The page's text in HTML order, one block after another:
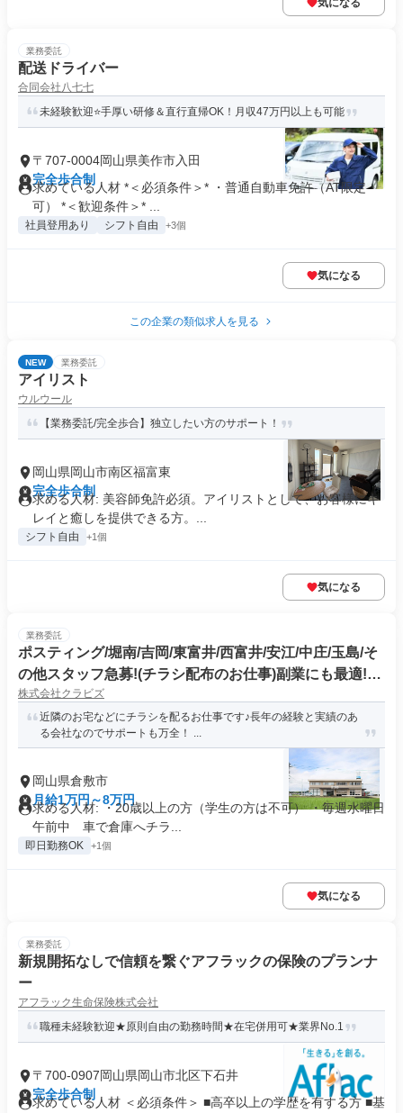
気になる
業務委託
配送ドライバー
合同会社八七七
未経験歓迎⭐手厚い研修＆直行直帰OK！月収47万円以上も可能
〒707-0004岡山県美作市入田
完全歩合制
求めている人材 *＜必須条件＞* ・普通自動車免許（AT限定
可） *＜歓迎条件＞* ...
社員登用あり シフト自由 +3個
気になる
この企業の類似求人を見る
NEW 業務委託
アイリスト
ウルウール
【業務委託/完全歩合】独立したい方のサポート！
岡山県岡山市南区福富東
完全歩合制
求める人材: 美容師免許必須。アイリストとして、お客様にキ
レイと癒しを提供できる方。...
シフト自由 +1個
気になる
業務委託
ポスティング/堀南/吉岡/東富井/西富井/安江/中庄/玉島/そ
の他スタッフ急募!(チラシ配布のお仕事)副業にも最適!年
齢・経験不問!主婦(夫)・シニア大活躍中
株式会社クラビズ
近隣のお宅などにチラシを配るお仕事です♪長年の経験と実績のあ
る会社なのでサポートも万全！ ...
岡山県倉敷市
月給1万円～8万円
求める人材: ・20歳以上の方（学生の方は不可） ・毎週水曜日
午前中 車で倉庫へチラ...
即日勤務OK +1個
気になる
業務委託
新規開拓なしで信頼を繋ぐアフラックの保険のプランナ
ー
アフラック生命保険株式会社
職種未経験歓迎★原則自由の勤務時間★在宅併用可★業界No.1
〒700-0907岡山県岡山市北区下石井
完全歩合制
求めている人材 ＜必須条件＞ ■高卒以上の学歴を有する方 ■基